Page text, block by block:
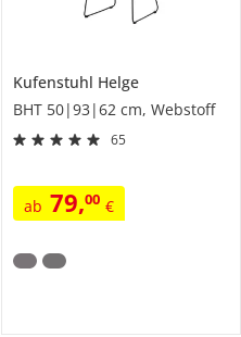
Kufenstuhl Helge
BHT 50|93|62 cm, Webstoff
65
ab 79,00 €